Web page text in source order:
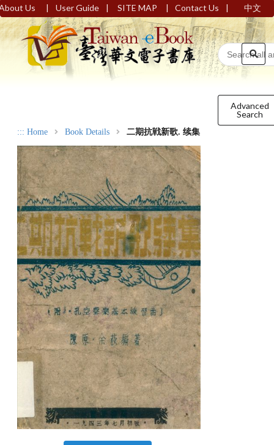
Us | User Guide | SITE MAP | Contact Us | 中文
Advanced
Search
::: Home Book Details 二期抗戦新歌. 续集